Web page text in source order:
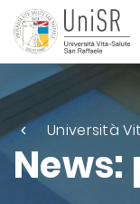
Università